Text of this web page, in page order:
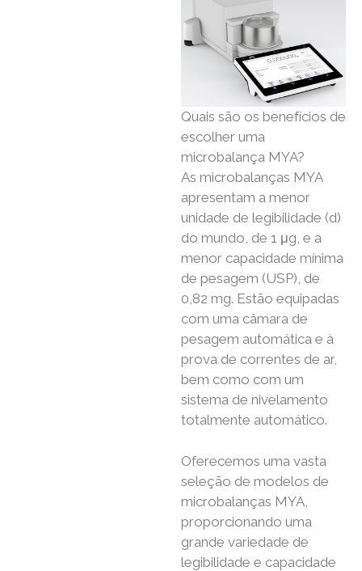
Quais são os benefícios de
escolher uma
microbalança MYA?
As microbalanças MYA
apresentam a menor
unidade de legibilidade (d)
do mundo, de 1 μg, e a
menor capacidade mínima
de pesagem (USP), de
0,82 mg. Estão equipadas
com uma câmara de
pesagem automática e à
prova de correntes de ar,
bem como com um
sistema de nivelamento
totalmente automático.
Oferecemos uma vasta
seleção de modelos de
microbalanças MYA,
proporcionando uma
grande variedade de
legibilidade e capacidade